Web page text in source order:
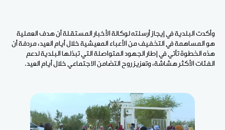
وأكدت البلدية في إيجاز أرسلته لوكالة الأخبار المستقلة أن هدف العملية
هو المساهمة في التخفيف من الأعباء المعيشية خلال أيام العيد، مردفة أن
هذه الخطوة تأتي في إطار الجهود المتواصلة التي تبذلها البلدية لدعم
الفئات الأكثر هشاشة، وتعزيز روح التضامن الاجتماعي خلال أيام العيد.